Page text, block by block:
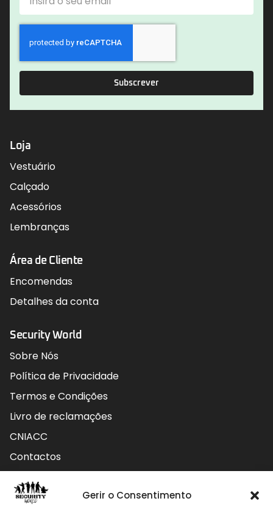
Gerir o Consentimento
Subscrever
Loja
Vestuário
Calçado
Acessórios
Lembranças
Área de Cliente
Encomendas
Detalhes da conta
Security World
Sobre Nós
Política de Privacidade
Termos e Condições
Livro de reclamações
CNIACC
Contactos
Contactos